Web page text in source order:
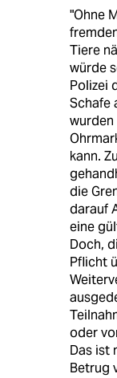
"Ohne
Tiere
würde
Polizei
Schafe
kann.
die
darauf
eine
Doch,
Pflicht
oder
Das ist
Betrug